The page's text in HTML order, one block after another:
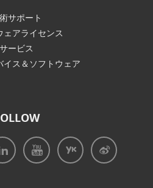
サポート
ェアライセンス
サービス
イス＆ソフトウェア